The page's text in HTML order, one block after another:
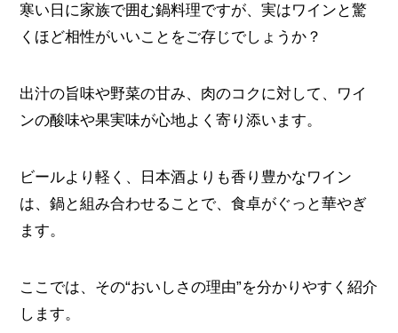
寒い日に家族で囲む鍋料理ですが、実はワインと驚
くほど相性がいいことをご存じでしょうか？
出汁の旨味や野菜の甘み、肉のコクに対して、ワイ
ンの酸味や果実味が心地よく寄り添います。
ビールより軽く、日本酒よりも香り豊かなワイン
は、鍋と組み合わせることで、食卓がぐっと華やぎ
ます。
ここでは、その“おいしさの理由”を分かりやすく紹介
します。